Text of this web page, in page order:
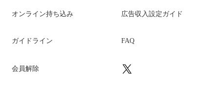
オンライン持ち込み 広告収入設定ガイド
ガイドライン FAQ
会員解除